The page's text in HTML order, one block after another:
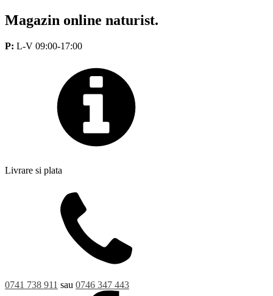
Magazin online naturist.
P: L-V 09:00-17:00
Livrare si plata
0741 738 911 sau 0746 347 443